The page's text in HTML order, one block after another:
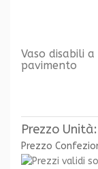
Vaso disabili
pavimento
Prezzo Unità:
Prezzo